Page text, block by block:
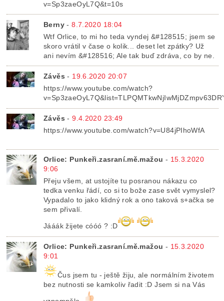
v=Sp3zaeOyL7Q&t=10s
Berny -8.7.2020 18:04
Wtf Orlice, to mi ho teda vyndej &#128515; jsem se
skoro vrátil v čase o kolik... deset let zpátky? Už
ani nevím &#128516; Ale tak buď zdráva, co by ne.
Závěs - 19.6.2020 20:07
https://www.youtube.com/watch?
Závěs -9.4.2020 23:49
https://www.youtube.com/watch?v=U84jPIhoWfA
Orlice: Punkeři.zasraní.mě.mažou - 15.3.2020
9:06
Přeju všem, at ustojíte tu posranou nákazu co
tedka venku řádí, co si to bože zase svět vymyslel?
Vypadalo to jako klidný rok a ono taková s+ačka se
sem přivalí.
Jááák žijete cóóó ? :D
Orlice: Punkeři.zasraní.mě.mažou - 15.3.2020
9:01
Čus jsem tu - ještě žiju, ale normálním životem
bez nutnosti se kamkoliv řadit :D Jsem si na Vás